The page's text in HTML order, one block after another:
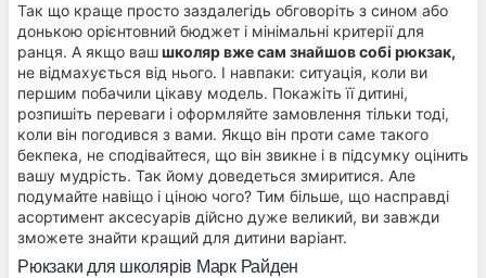
Так що краще просто заздалегідь обговоріть з сином або
донькою орієнтовний бюджет і мінімальні критерії для
ранця. А якщо вашшколяр вже сам знайшов собі рюкзак,
не відмахується від нього. І навпаки: ситуація, коли ви
першим побачили цікаву модель. Покажіть її дитині,
розпишіть переваги і оформляйте замовлення тільки тоді,
коли він погодився з вами. Якщо він проти саме такого
бекпека, не сподівайтеся, що він звикне і в підсумку оцінить
вашу мудрість. Так йому доведеться змиритися. Але
подумайте навіщо і ціною чого? Тим більше, що насправді
асортимент аксесуарів дійсно дуже великий, ви завжди
зможете знайти кращий для дитини варіант.
Рюкзаки для школярів Марк Райден